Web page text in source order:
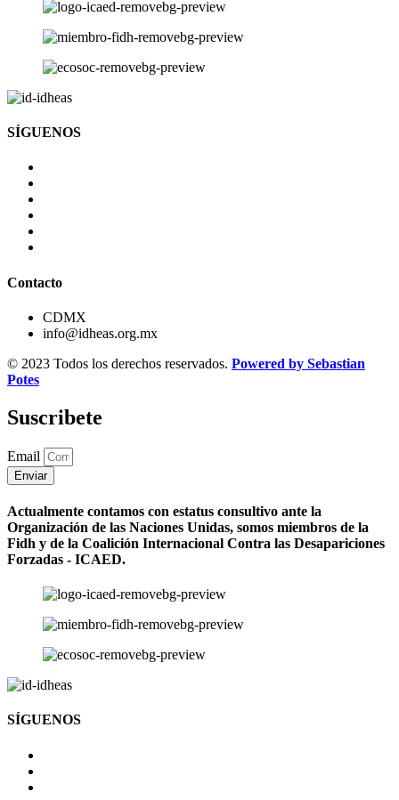
SÍGUENOS
Contacto
CDMX
info@idheas.org.mx
© 2023 Todos los derechos reservados. Powered by Sebastian
Potes
Suscribete
Email
Enviar
Actualmente contamos con estatus consultivo ante la
Organización de las Naciones Unidas, somos miembros de la
Fidh y de la Coalición Internacional Contra las Desapariciones
Forzadas - ICAED.
SÍGUENOS